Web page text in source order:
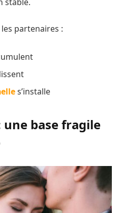
partenaires :
s’installe
une base fragile